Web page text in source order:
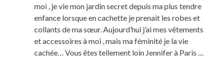
moi , je vie mon jardin secret depuis ma plus tendre
enfance lorsque en cachette je prenait les robes et
collants de ma sœur. Aujourd’hui j’ai mes vêtements
et accessoires à moi , mais ma féminité je la vie
cachée… Vous êtes tellement loin Jennifer à Paris …